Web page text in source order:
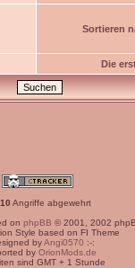
Sortieren
Die
Angriffe abgewehrt
on phpBB © 2001, 2002
Style based on FI Theme
byAngi0570 :-:
by OrionMods.de
sind GMT + 1 Stunde